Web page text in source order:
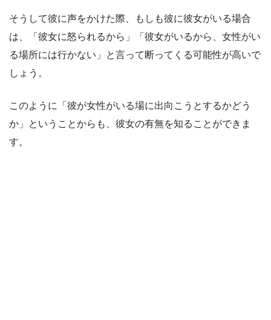
そうして彼に声をかけた際、もしも彼に彼女がいる場合
は、「彼女に怒られるから」「彼女がいるから、女性がい
る場所には行かない」と言って断ってくる可能性が高いで
しょう。
このように「彼が女性がいる場に出向こうとするかどう
か」ということからも、彼女の有無を知ることができま
す。